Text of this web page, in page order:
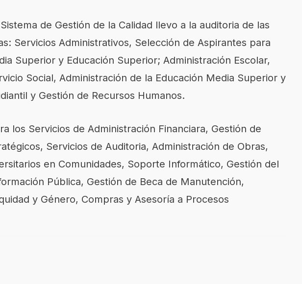
de Gestión de la Calidad llevo a la auditoria de las
Servicios Administrativos, Selección de Aspirantes para
Superior y Educación Superior; Administración Escolar,
Social, Administración de la Educación Media Superior y
y Gestión de Recursos Humanos.
los Servicios de Administración Financiara, Gestión de
Servicios de Auditoria, Administración de Obras,
en Comunidades, Soporte Informático, Gestión del
Pública, Gestión de Beca de Manutención,
y Género, Compras y Asesoría a Procesos